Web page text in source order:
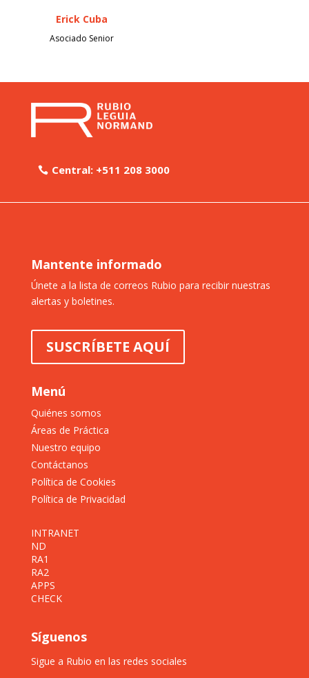
Erick Cuba
Asociado Senior
Central: +511 208 3000
Mantente informado
Únete a la lista de correos Rubio para recibir nuestras
alertas y boletines.
SUSCRÍBETE AQUÍ
Menú
Quiénes somos
Áreas de Práctica
Nuestro equipo
Contáctanos
Política de Cookies
Política de Privacidad
INTRANET
ND
RA1
RA2
APPS
CHECK
Síguenos
Sigue a Rubio en las redes sociales